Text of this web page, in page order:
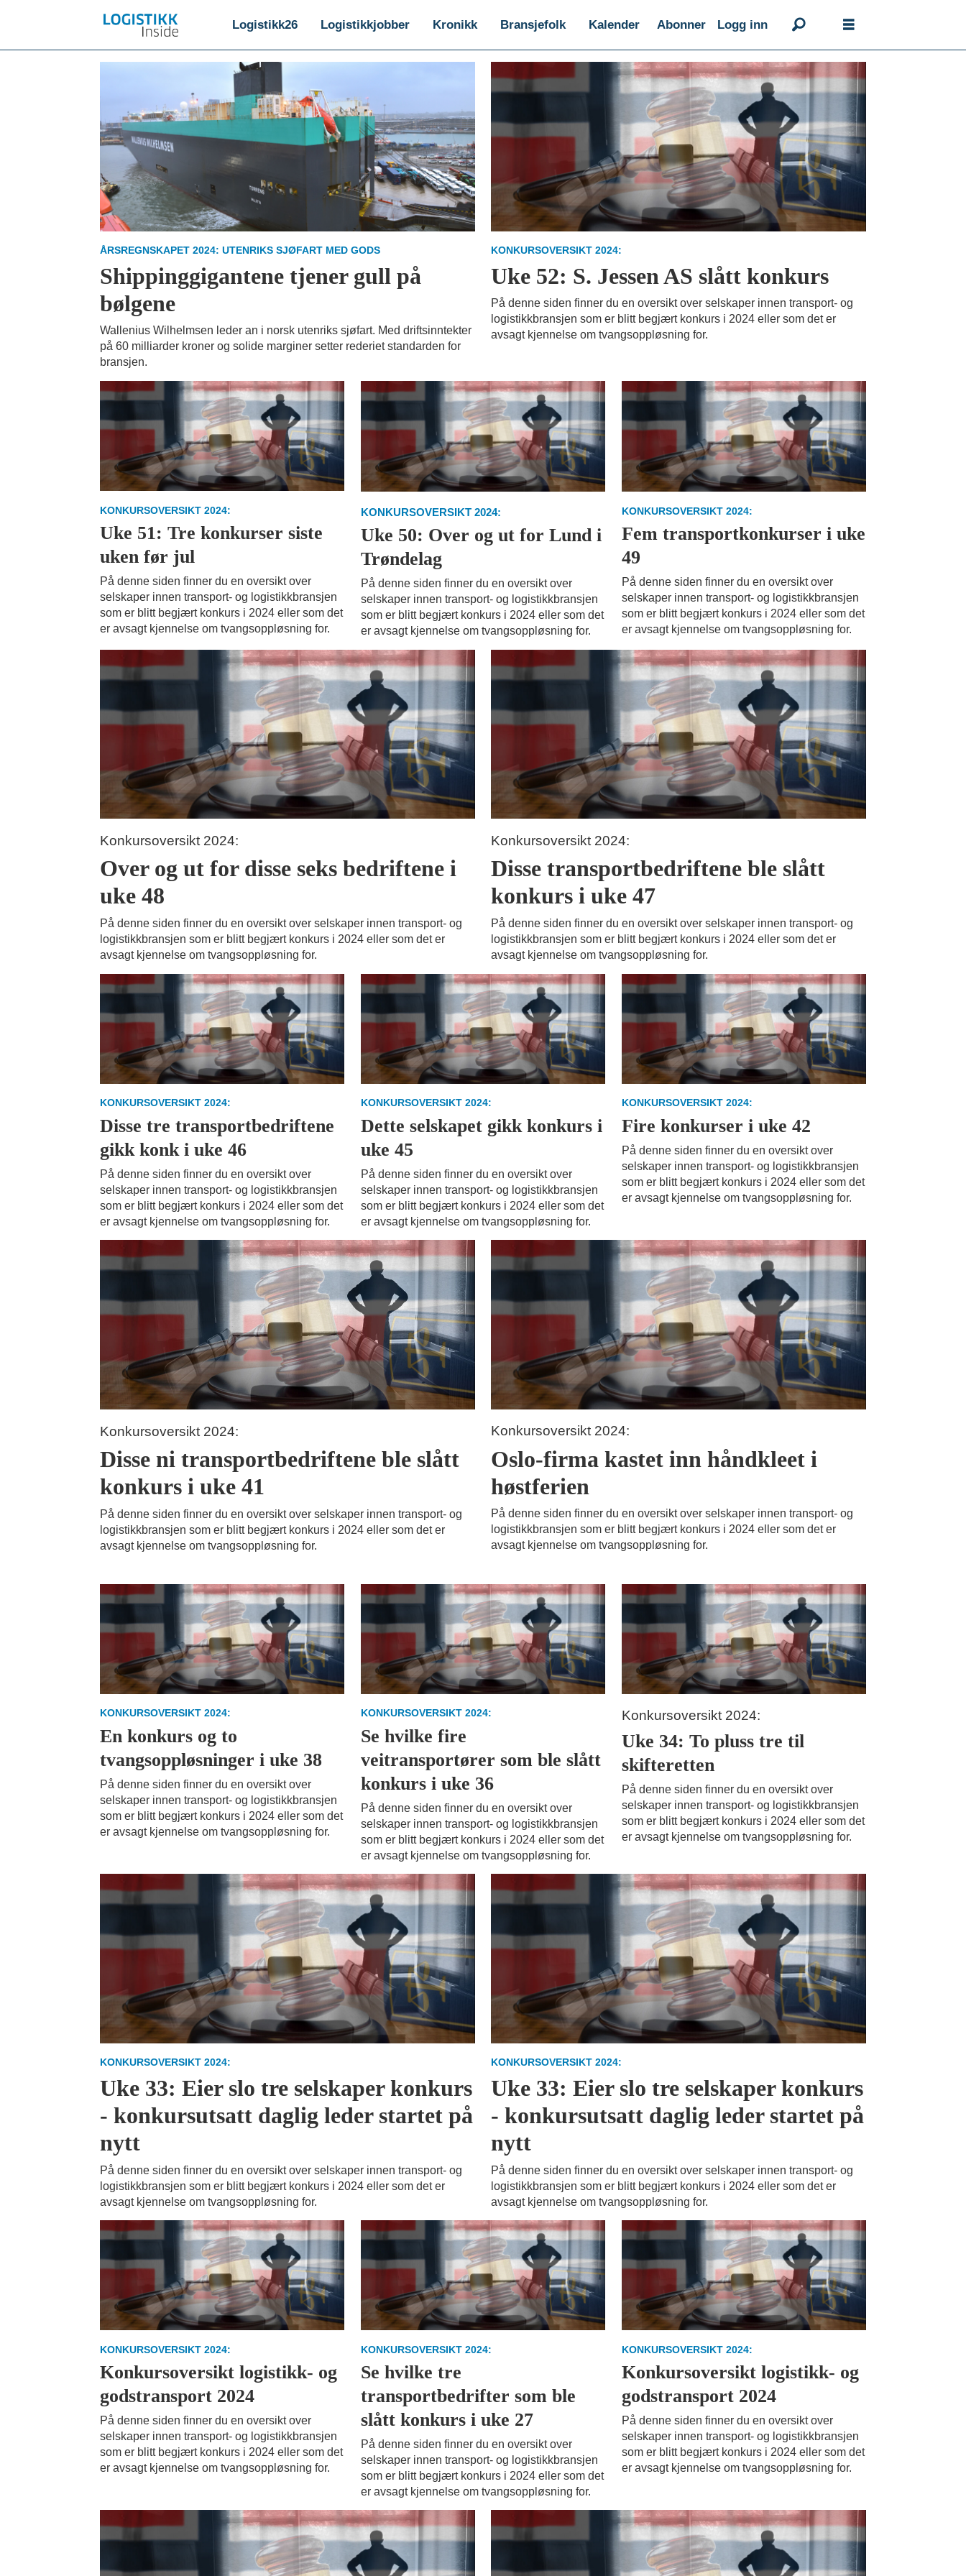
Logistikk26 Logistikkjobber Kronikk Bransjefolk Kalender Abonner Logg inn
utenriks
ÅRSREGNSKAPET 2024: UTENRIKS SJØFART MED GODS
Shippinggigantene tjener gull på
bølgene
Wallenius Wilhelmsen leder an i norsk utenriks sjøfart. Med driftsinntekter
på 60 milliarder kroner og solide marginer setter rederiet standarden for
bransjen.
KONKURSOVERSIKT 2024:
Uke 52: S. Jessen AS slått konkurs
På denne siden finner du en oversikt over selskaper innen transport- og
logistikkbransjen som er blitt begjært konkurs i 2024 eller som det er
avsagt kjennelse om tvangsoppløsning for.
KONKURSOVERSIKT 2024:
Uke 51: Tre konkurser siste
uken før jul
På denne siden finner du en oversikt over
selskaper innen transport- og logistikkbransjen
som er blitt begjært konkurs i 2024 eller som det
er avsagt kjennelse om tvangsoppløsning for.
KONKURSOVERSIKT 2024:
Uke 50: Over og ut for Lund i
Trøndelag
På denne siden finner du en oversikt over
selskaper innen transport- og logistikkbransjen
som er blitt begjært konkurs i 2024 eller som det
er avsagt kjennelse om tvangsoppløsning for.
KONKURSOVERSIKT 2024:
Fem transportkonkurser i uke
49
På denne siden finner du en oversikt over
selskaper innen transport- og logistikkbransjen
som er blitt begjært konkurs i 2024 eller som det
er avsagt kjennelse om tvangsoppløsning for.
Konkursoversikt 2024:
Over og ut for disse seks bedriftene i
uke 48
På denne siden finner du en oversikt over selskaper innen transport- og
logistikkbransjen som er blitt begjært konkurs i 2024 eller som det er
avsagt kjennelse om tvangsoppløsning for.
Konkursoversikt 2024:
Disse transportbedriftene ble slått
konkurs i uke 47
På denne siden finner du en oversikt over selskaper innen transport- og
logistikkbransjen som er blitt begjært konkurs i 2024 eller som det er
avsagt kjennelse om tvangsoppløsning for.
KONKURSOVERSIKT 2024:
Disse tre transportbedriftene
gikk konk i uke 46
På denne siden finner du en oversikt over
selskaper innen transport- og logistikkbransjen
som er blitt begjært konkurs i 2024 eller som det
er avsagt kjennelse om tvangsoppløsning for.
KONKURSOVERSIKT 2024:
Dette selskapet gikk konkurs i
uke 45
På denne siden finner du en oversikt over
selskaper innen transport- og logistikkbransjen
som er blitt begjært konkurs i 2024 eller som det
er avsagt kjennelse om tvangsoppløsning for.
KONKURSOVERSIKT 2024:
Fire konkurser i uke 42
På denne siden finner du en oversikt over
selskaper innen transport- og logistikkbransjen
som er blitt begjært konkurs i 2024 eller som det
er avsagt kjennelse om tvangsoppløsning for.
Konkursoversikt 2024:
Disse ni transportbedriftene ble slått
konkurs i uke 41
På denne siden finner du en oversikt over selskaper innen transport- og
logistikkbransjen som er blitt begjært konkurs i 2024 eller som det er
avsagt kjennelse om tvangsoppløsning for.
Konkursoversikt 2024:
Oslo-firma kastet inn håndkleet i
høstferien
På denne siden finner du en oversikt over selskaper innen transport- og
logistikkbransjen som er blitt begjært konkurs i 2024 eller som det er
avsagt kjennelse om tvangsoppløsning for.
KONKURSOVERSIKT 2024:
En konkurs og to
tvangsoppløsninger i uke 38
På denne siden finner du en oversikt over
selskaper innen transport- og logistikkbransjen
som er blitt begjært konkurs i 2024 eller som det
er avsagt kjennelse om tvangsoppløsning for.
KONKURSOVERSIKT 2024:
Se hvilke fire
veitransportører som ble slått
konkurs i uke 36
På denne siden finner du en oversikt over
selskaper innen transport- og logistikkbransjen
som er blitt begjært konkurs i 2024 eller som det
er avsagt kjennelse om tvangsoppløsning for.
Konkursoversikt 2024:
Uke 34: To pluss tre til
skifteretten
På denne siden finner du en oversikt over
selskaper innen transport- og logistikkbransjen
som er blitt begjært konkurs i 2024 eller som det
er avsagt kjennelse om tvangsoppløsning for.
KONKURSOVERSIKT 2024:
Uke 33: Eier slo tre selskaper konkurs
- konkursutsatt daglig leder startet på
nytt
På denne siden finner du en oversikt over selskaper innen transport- og
logistikkbransjen som er blitt begjært konkurs i 2024 eller som det er
avsagt kjennelse om tvangsoppløsning for.
KONKURSOVERSIKT 2024:
Uke 33: Eier slo tre selskaper konkurs
- konkursutsatt daglig leder startet på
nytt
På denne siden finner du en oversikt over selskaper innen transport- og
logistikkbransjen som er blitt begjært konkurs i 2024 eller som det er
avsagt kjennelse om tvangsoppløsning for.
KONKURSOVERSIKT 2024:
Konkursoversikt logistikk- og
godstransport 2024
På denne siden finner du en oversikt over
selskaper innen transport- og logistikkbransjen
som er blitt begjært konkurs i 2024 eller som det
er avsagt kjennelse om tvangsoppløsning for.
KONKURSOVERSIKT 2024:
Se hvilke tre
transportbedrifter som ble
slått konkurs i uke 27
På denne siden finner du en oversikt over
selskaper innen transport- og logistikkbransjen
som er blitt begjært konkurs i 2024 eller som det
er avsagt kjennelse om tvangsoppløsning for.
KONKURSOVERSIKT 2024:
Konkursoversikt logistikk- og
godstransport 2024
På denne siden finner du en oversikt over
selskaper innen transport- og logistikkbransjen
som er blitt begjært konkurs i 2024 eller som det
er avsagt kjennelse om tvangsoppløsning for.